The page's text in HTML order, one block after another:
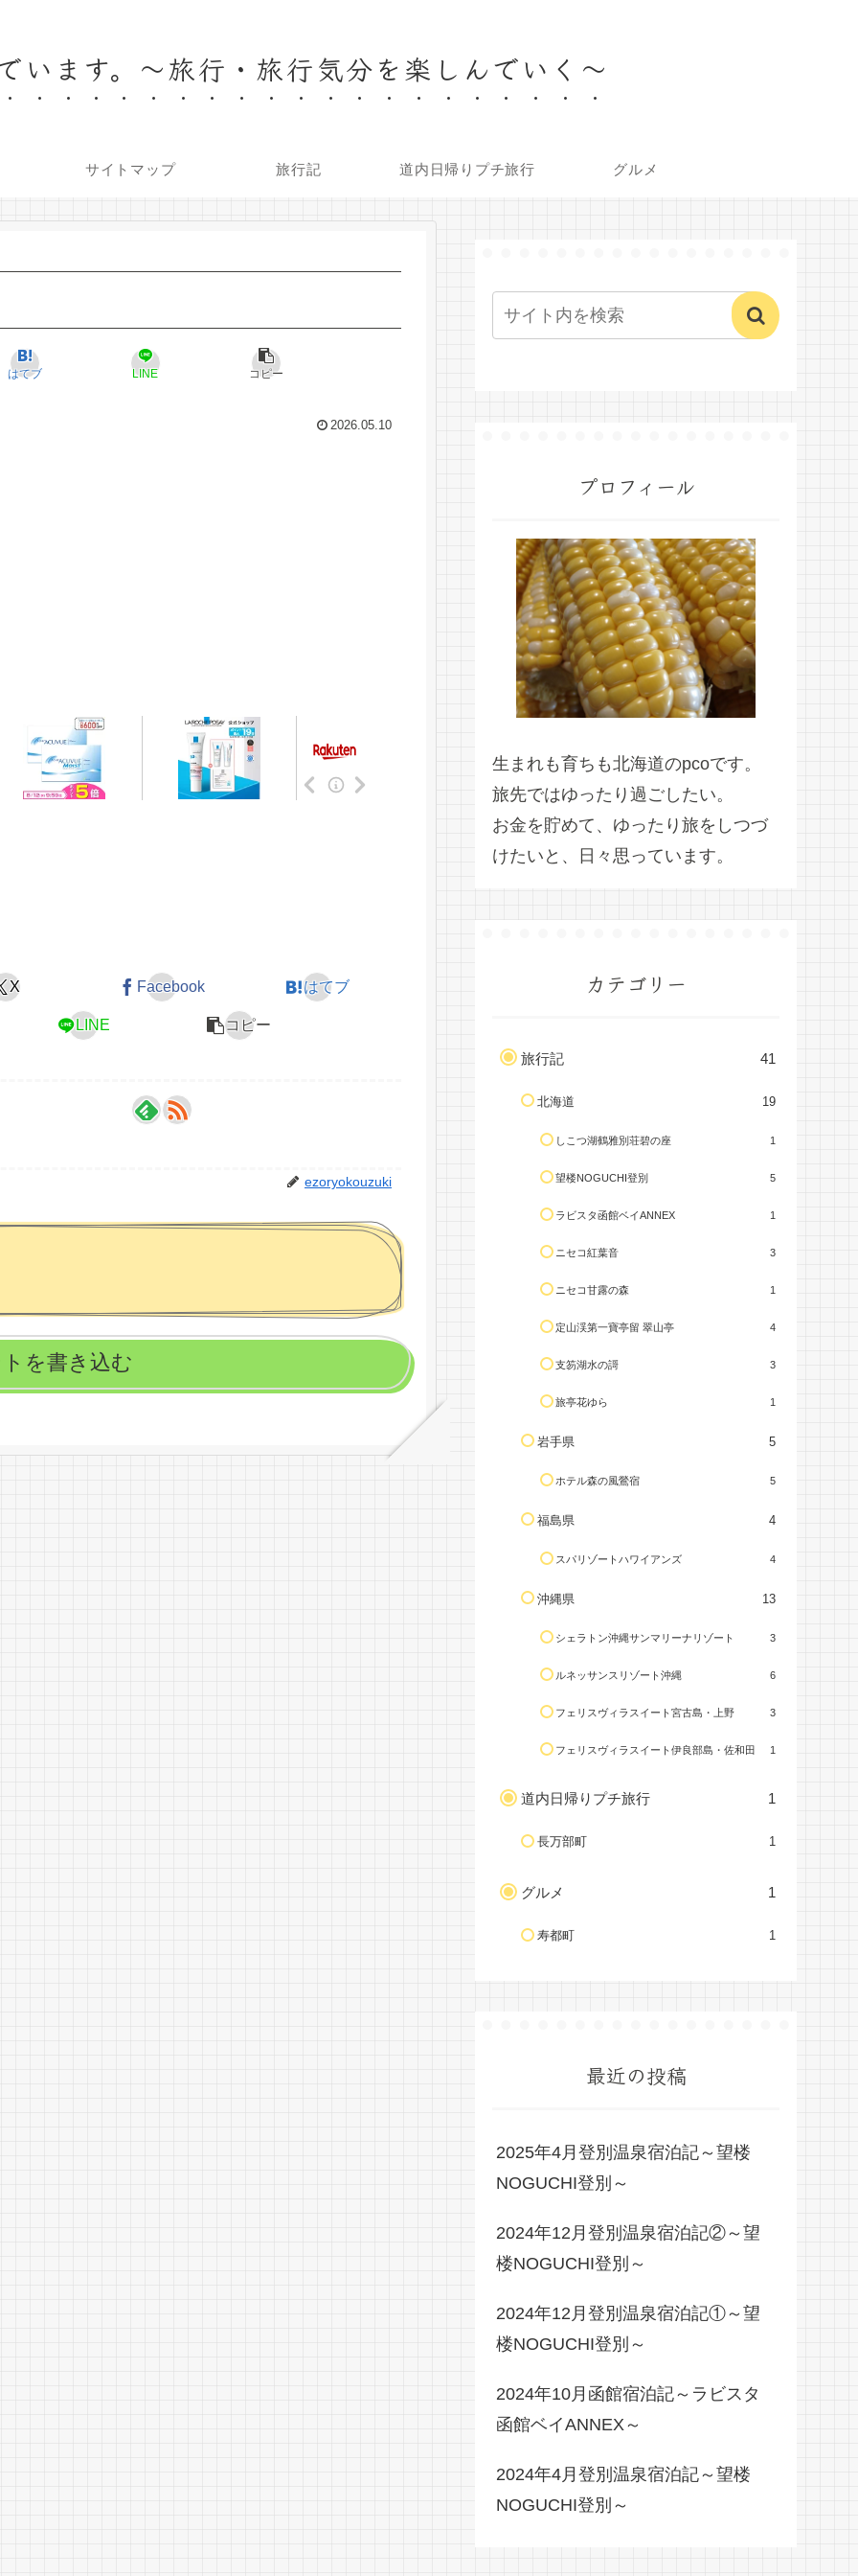
います。～旅行・旅行気分を楽しんでいく～
サイトマップ 旅行記 道内日帰りプチ旅行 グルメ
はてブ LINE コピー
2026.05.10
X Facebook はてブ
LINE コピー
ezoryokouzuki
を書き込む
プロフィール
生まれも育ちも北海道のpcoです。
旅先ではゆったり過ごしたい。
お金を貯めて、ゆったり旅をしつづ
けたいと、日々思っています。
カテゴリー
旅行記 41
北海道 19
しこつ湖鶴雅別荘碧の座 1
望楼NOGUCHI登別 5
ラビスタ函館ベイANNEX 1
ニセコ紅葉音 3
ニセコ甘露の森 1
定山渓第一寶亭留 翠山亭 4
支笏湖水の謌 3
旅亭花ゆら 1
岩手県 5
ホテル森の風鶯宿 5
福島県 4
スパリゾートハワイアンズ 4
沖縄県 13
シェラトン沖縄サンマリーナリゾート 3
ルネッサンスリゾート沖縄 6
フェリスヴィラスイート宮古島・上野 3
フェリスヴィラスイート伊良部島・佐和田 1
道内日帰りプチ旅行 1
長万部町 1
グルメ 1
寿都町 1
最近の投稿
2025年4月登別温泉宿泊記～望楼
NOGUCHI登別～
2024年12月登別温泉宿泊記②～望
楼NOGUCHI登別～
2024年12月登別温泉宿泊記①～望
楼NOGUCHI登別～
2024年10月函館宿泊記～ラビスタ
函館ベイANNEX～
2024年4月登別温泉宿泊記～望楼
NOGUCHI登別～